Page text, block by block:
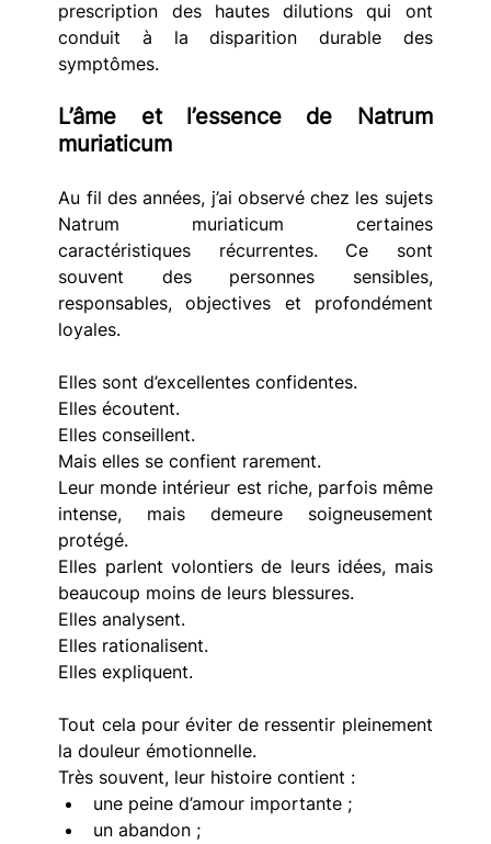
prescription des hautes dilutions qui ont
conduit à la disparition durable des
symptômes.
L’âme et l’essence de Natrum
muriaticum
Au fil des années, j’ai observé chez les sujets
Natrum muriaticum certaines
caractéristiques récurrentes. Ce sont
souvent des personnes sensibles,
responsables, objectives et profondément
loyales.
Elles sont d’excellentes confidentes.
Elles écoutent.
Elles conseillent.
Mais elles se confient rarement.
Leur monde intérieur est riche, parfois même
intense, mais demeure soigneusement
protégé.
Elles parlent volontiers de leurs idées, mais
beaucoup moins de leurs blessures.
Elles analysent.
Elles rationalisent.
Elles expliquent.
Tout cela pour éviter de ressentir pleinement
la douleur émotionnelle.
Très souvent, leur histoire contient :
une peine d’amour importante ;
un abandon ;